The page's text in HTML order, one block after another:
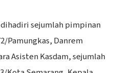
sejumlah pimpinan
Pamungkas, Danrem
Asisten Kasdam, sejumlah